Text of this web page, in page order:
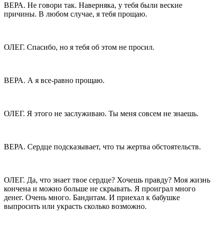
ВЕРА. Не говори так. Наверняка, у тебя были веские
причины. В любом случае, я тебя прощаю.
ОЛЕГ. Спасибо, но я тебя об этом не просил.
ВЕРА. А я все-равно прощаю.
ОЛЕГ. Я этого не заслуживаю. Ты меня совсем не знаешь.
ВЕРА. Сердце подсказывает, что ты жертва обстоятельств.
ОЛЕГ. Да, что знает твое сердце? Хочешь правду? Моя жизнь
кончена и можно больше не скрывать. Я проиграл много
денег. Очень много. Бандитам. И приехал к бабушке
выпросить или украсть сколько возможно.